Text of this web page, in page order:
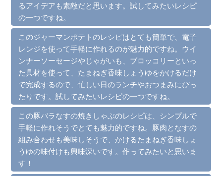
るアイデアも素敵だと思います。試してみたいレシピ
の一つですね。
このジャーマンポテトのレシピはとても簡単で、電子
レンジを使って手軽に作れるのが魅力的ですね。ウイ
ンナーソーセージやじゃがいも、ブロッコリーといっ
た具材を使って、たまねぎ香味しょうゆをかけるだけ
で完成するので、忙しい日のランチやおつまみにぴっ
たりです。試してみたいレシピの一つですね。
この豚バラなすの焼きしゃぶのレシピは、シンプルで
手軽に作れそうでとても魅力的ですね。豚肉となすの
組み合わせも美味しそうで、かけるたまねぎ香味しょ
うゆの味付けも興味深いです。作ってみたいと思いま
す！